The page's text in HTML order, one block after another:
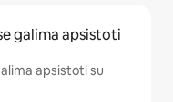
galima apsistoti
apsistoti su